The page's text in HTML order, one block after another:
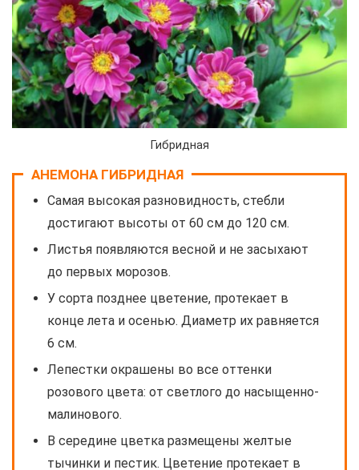
Гибридная
АНЕМОНА ГИБРИДНАЯ
Самая высокая разновидность, стебли
достигают высоты от 60 см до 120 см.
Листья появляются весной и не засыхают
до первых морозов.
У сорта позднее цветение, протекает в
конце лета и осенью. Диаметр их равняется
6 см.
Лепестки окрашены во все оттенки
розового цвета: от светлого до насыщенно-
малинового.
В середине цветка размещены желтые
тычинки и пестик. Цветение протекает в